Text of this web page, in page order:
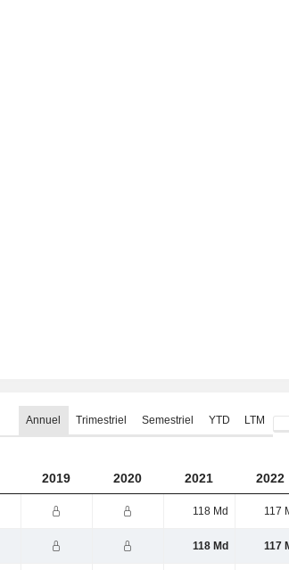
Annuel Trimestriel Semestriel YTD LTM
2019 2020 2021 2022
118 Md 117
118 Md 117